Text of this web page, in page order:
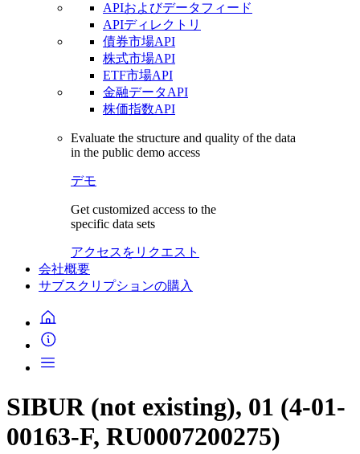
APIおよびデータフィード
APIディレクトリ
債券市場API
株式市場API
ETF市場API
金融データAPI
株価指数API
Evaluate the structure and quality of the data
in the public demo access
デモ
Get customized access to the
specific data sets
アクセスをリクエスト
会社概要
サブスクリプションの購入
SIBUR (not existing), 01 (4-01-
00163-F, RU0007200275)